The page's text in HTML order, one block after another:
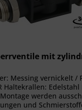
mit
Messing vernickelt /
Haltekrallen: Edelstahl
werden
und